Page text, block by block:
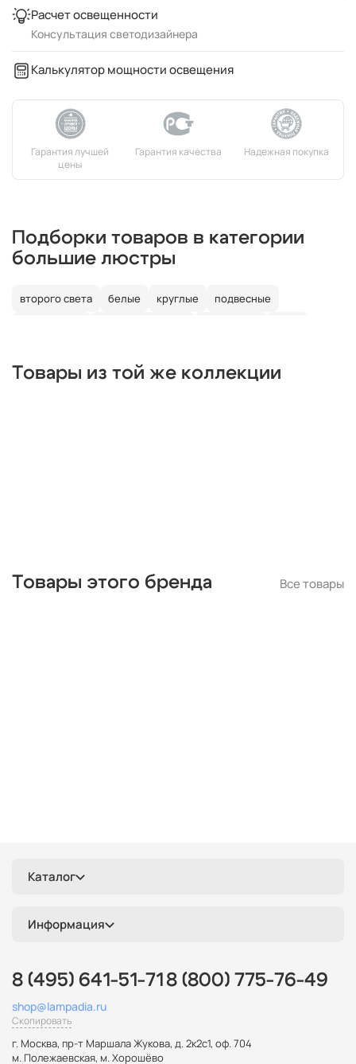
Расчет освещенности
Консультация светодизайнера
Калькулятор мощности освещения
Подборки товаров в категории
большие люстры
второго света белые круглые
подвесные
Товары из той же коллекции
Товары этого бренда Все товары
Каталог
Информация
8 (495) 641-51-71 8 (800) 775-76-49
shop@lampadia.ru
Скопировать
г. Москва, пр-т Маршала Жукова, д. 2к2с1, оф. 704
м. Полежаевская, м. Хорошёво